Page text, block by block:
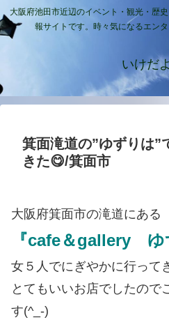
大阪府池田市近辺のイベント・観光・歴
報サイトです。時々気になるエン
いけだ
箕面滝道の”ゆずりは”
きた😋/箕面市
大阪府箕面市の滝道にある
『cafe＆gallery ゆ
女５人でにぎやかに行って
とてもいいお店でしたので
す(^_-)